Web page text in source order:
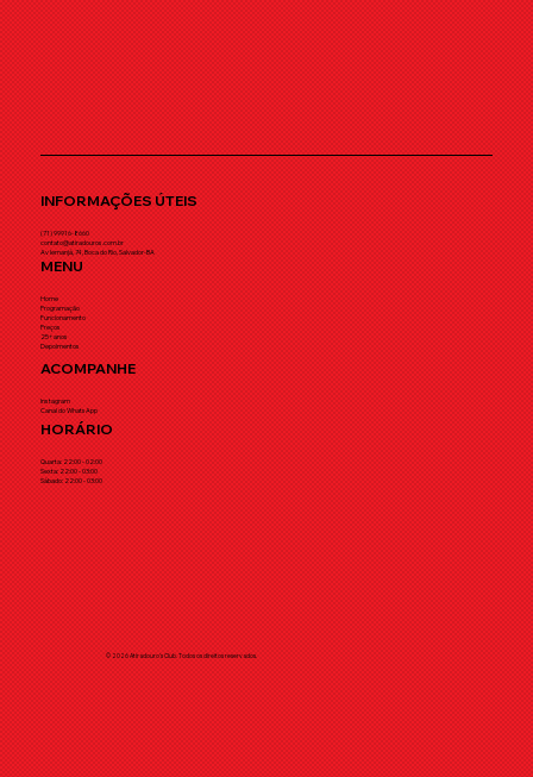
INFORMAÇÕES ÚTEIS
(71) 99916-8660
contato@atiradouros.com.br
Av Iemanjá, 74, Boca do Rio, Salvador-BA
MENU
Home
Programação
Funcionamento
Preços
25+ anos
Depoimentos
ACOMPANHE
Instagram
Canal do WhatsApp
HORÁRIO
Quarta: 22:00 - 02:00
Sexta: 22:00 - 03:00
Sábado: 22:00 - 03:00
© 2026 Atiradouro's Club. Todos os direitos reservados.